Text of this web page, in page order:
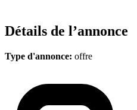
Détails de l’annonce
Type d'annonce: offre